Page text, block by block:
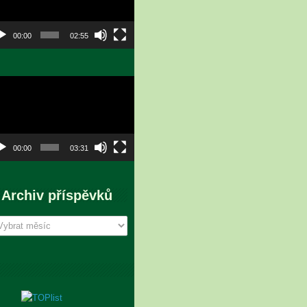
00:00 02:55
00:00 03:31
Archiv příspěvků